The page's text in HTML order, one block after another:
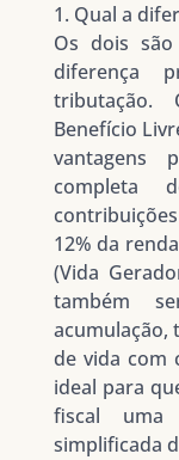
1. Qual a
Os dois
diferença
tributação.
Benefício
vantagens
completa
12% da
(Vida
também
acumulação,
de vida com
ideal para
fiscal
simplificada